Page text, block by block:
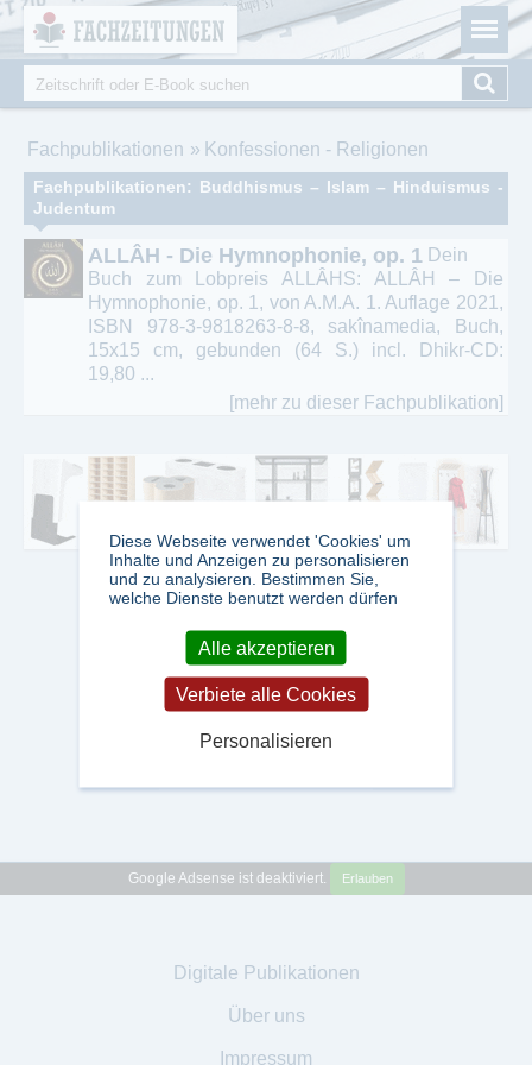
Fachzeitungen.de - Das unabhängige Portal für
Fachmagazine Fachpublikationen & eBooks
Suchformular
Suche
Fachpublikationen
Konfessionen - Religionen
Fachpublikationen: Buddhismus – Islam – Hinduismus -
Judentum
ALLÂH - Die Hymnophonie, op. 1 Dein
Buch zum Lobpreis ALLÂHS: ALLÂH – Die
Hymnophonie, op. 1, von A.M.A. 1. Auflage 2021,
ISBN 978-3-9818263-8-8, sakînamedia, Buch,
15x15 cm, gebunden (64 S.) incl. Dhikr-CD:
19,80 ...
[mehr zu dieser Fachpublikation]
Google Adsense ist deaktiviert. Erlauben
Digitale Publikationen
Über uns
Impressum
Cookie-Einstellungen
Diese Webseite verwendet 'Cookies' um
Inhalte und Anzeigen zu personalisieren
und zu analysieren. Bestimmen Sie,
welche Dienste benutzt werden dürfen
Alle akzeptieren
Verbiete alle Cookies
Personalisieren